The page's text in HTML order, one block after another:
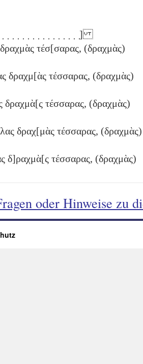
] ̣ ̣ ̣ ̣ ̣ ̣ ̣ ̣ ̣ ̣ ̣ ̣ ̣ ̣ ̣ ̣ ̣ ̣ ̣]
τέσ[σαρας, (δραχμὰς)
δραχμ[ὰς τέσσαρας, (δραχμὰς)
δραχμὰ[ς τέσσαρας, (δραχμὰς)
δραχ[μὰς τέσσαρας, (δραχμὰς)
τέσσαρας, (δραχμὰς)
oder Hinweise zu